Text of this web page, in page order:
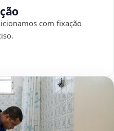
com fixação